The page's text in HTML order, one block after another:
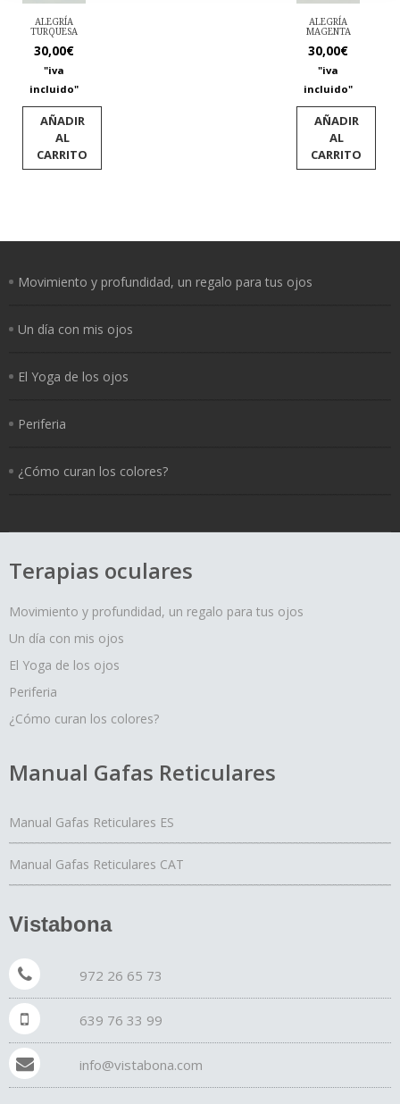
ALEGRÍA
TURQUESA
30,00€
"iva
incluido"
AÑADIR
AL
CARRITO
ALEGRÍA
MAGENTA
30,00€
"iva
incluido"
AÑADIR
AL
CARRITO
Movimiento y profundidad, un regalo para tus ojos
Un día con mis ojos
El Yoga de los ojos
Periferia
¿Cómo curan los colores?
Terapias oculares
Movimiento y profundidad, un regalo para tus ojos
Un día con mis ojos
El Yoga de los ojos
Periferia
¿Cómo curan los colores?
Manual Gafas Reticulares
Manual Gafas Reticulares ES
Manual Gafas Reticulares CAT
Vistabona
972 26 65 73
639 76 33 99
info@vistabona.com